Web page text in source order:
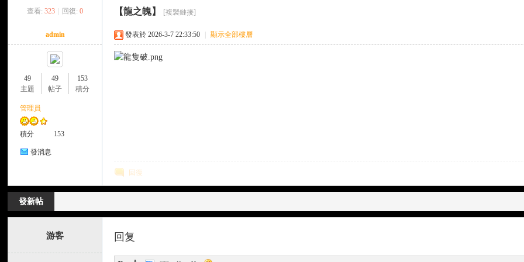
› ›
查看: 323 回復: 0 【龍之魄】 [複製鏈接]
admin
49
主題
49
帖子
153
積分
管理員
積分 153
發消息
發表於 2026-3-7 22:33:50 顯示全部樓層
回復
發新帖
游客 回复